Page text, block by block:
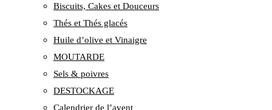
Biscuits, Cakes et Douceurs
Thés et Thés glacés
Huile d’olive et Vinaigre
MOUTARDE
Sels & poivres
DESTOCKAGE
Calendrier de l’avent